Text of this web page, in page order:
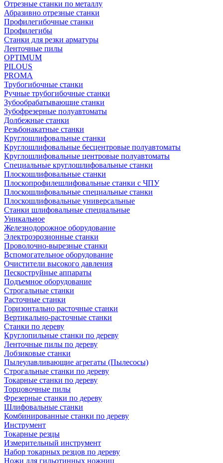
Отрезные станки по металлу
Абразивно отрезные станки
Профилегибочные станки
Профилегибы
Станки для резки арматуры
Ленточные пилы
OPTIMUM
PILOUS
PROMA
Трубогибочные станки
Ручные трубогибочные станки
Зубообрабатывающие станки
Зубофрезерные полуавтоматы
Долбежные станки
Резьбонакатные станки
Круглошлифовальные станки
Круглошлифовальные бесцентровые полуавтоматы
Круглошлифовальные центровые полуавтоматы
Специальные круглошлифовальные станки
Плоскошлифовальные станки
Плоскопрофилешлифовальные станки с ЧПУ
Плоскошлифовальные специальные станки
Плоскошлифовальные универсальные
Станки шлифовальные специальные
Уникальное
Железнодорожное оборудование
Электроэрозионные станки
Проволочно-вырезные станки
Вспомогательное оборудование
Очистители высокого давления
Пескоструйные аппараты
Подъемное оборудование
Строгальные станки
Расточные станки
Горизонтально расточные станки
Вертикально-расточные станки
Станки по дереву
Круглопильные станки по дереву
Ленточные пилы по дереву
Лобзиковые станки
Пылеулавливающие агрегаты (Пылесосы)
Строгальные станки по дереву
Токарные станки по дереву
Торцовочные пилы
Фрезерные станки по дереву
Шлифовальные станки
Комбинированные станки по дереву
Инструмент
Токарные резцы
Измерительный инструмент
Набор токарных резцов по дереву
Ножи для гильотинных ножниц